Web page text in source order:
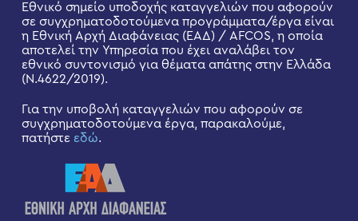
Εθνικό σημείο υποδοχής καταγγελιών που αφορούν
σε συγχρηματοδοτούμενα προγράμματα/έργα είναι
η Εθνική Αρχή Διαφάνειας (ΕΑΔ) / AFCOS, η οποία
αποτελεί την Υπηρεσία που έχει αναλάβει τον
εθνικό συντονισμό για θέματα απάτης στην Ελλάδα
(Ν.4622/2019).
Για την υποβολή καταγγελιών που αφορούν σε
συγχρηματοδοτούμενα έργα, παρακαλούμε,
πατήστε εδώ.